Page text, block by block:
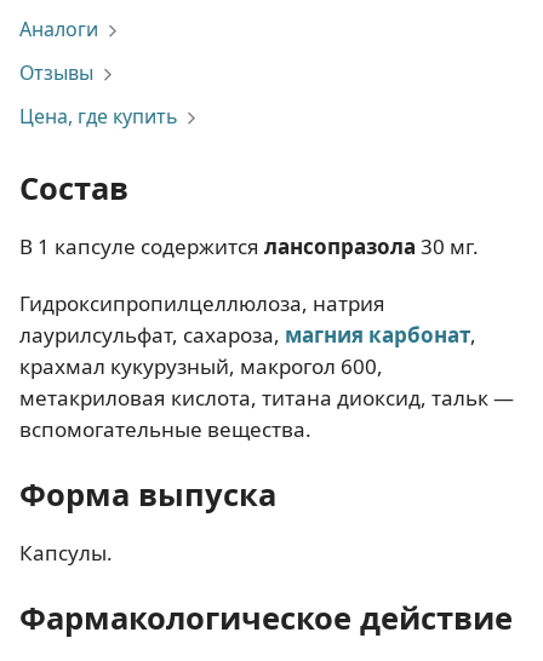
Аналоги
Отзывы
Цена, где купить
Состав
В 1 капсуле содержится лансопразола 30 мг.
Гидроксипропилцеллюлоза, натрия
лаурилсульфат, сахароза, магния карбонат,
крахмал кукурузный, макрогол 600,
метакриловая кислота, титана диоксид, тальк —
вспомогательные вещества.
Форма выпуска
Капсулы.
Фармакологическое действие